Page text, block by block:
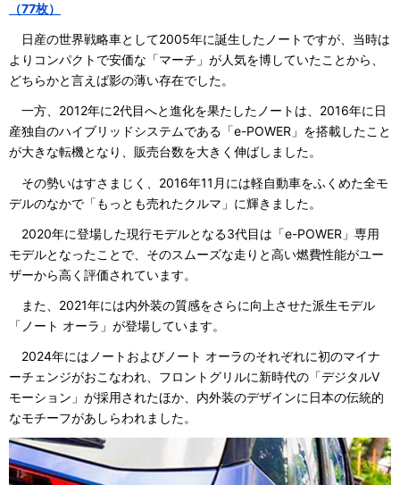
（77枚）
日産の世界戦略車として2005年に誕生したノートですが、当時は
よりコンパクトで安価な「マーチ」が人気を博していたことから、
どちらかと言えば影の薄い存在でした。
一方、2012年に2代目へと進化を果たしたノートは、2016年に日
産独自のハイブリッドシステムである「e-POWER」を搭載したこと
が大きな転機となり、販売台数を大きく伸ばしました。
その勢いはすさまじく、2016年11月には軽自動車をふくめた全モ
デルのなかで「もっとも売れたクルマ」に輝きました。
2020年に登場した現行モデルとなる3代目は「e-POWER」専用
モデルとなったことで、そのスムーズな走りと高い燃費性能がユー
ザーから高く評価されています。
また、2021年には内外装の質感をさらに向上させた派生モデル
「ノート オーラ」が登場しています。
2024年にはノートおよびノート オーラのそれぞれに初のマイナ
ーチェンジがおこなわれ、フロントグリルに新時代の「デジタルV
モーション」が採用されたほか、内外装のデザインに日本の伝統的
なモチーフがあしらわれました。